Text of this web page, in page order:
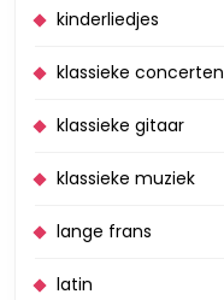
kinderliedjes
klassieke concerten
klassieke gitaar
klassieke muziek
lange frans
latin